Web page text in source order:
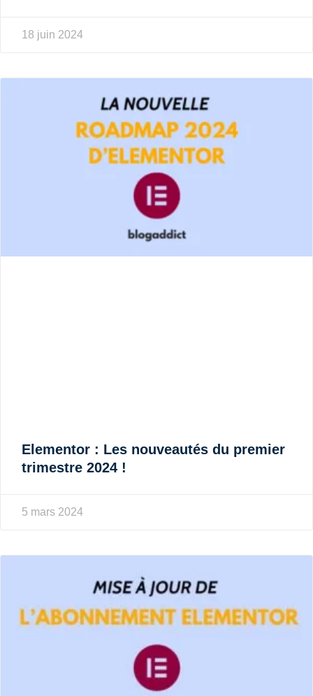
18 juin 2024
Elementor : Les nouveautés du premier
trimestre 2024 !
5 mars 2024